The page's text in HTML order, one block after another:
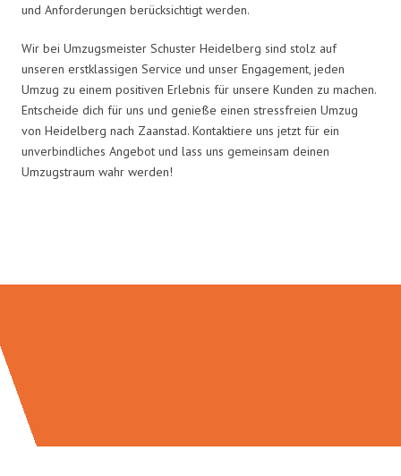
und Anforderungen berücksichtigt werden.
Wir bei Umzugsmeister Schuster Heidelberg sind stolz auf
unseren erstklassigen Service und unser Engagement, jeden
Umzug zu einem positiven Erlebnis für unsere Kunden zu machen.
Entscheide dich für uns und genieße einen stressfreien Umzug
von Heidelberg nach Zaanstad. Kontaktiere uns jetzt für ein
unverbindliches Angebot und lass uns gemeinsam deinen
Umzugstraum wahr werden!